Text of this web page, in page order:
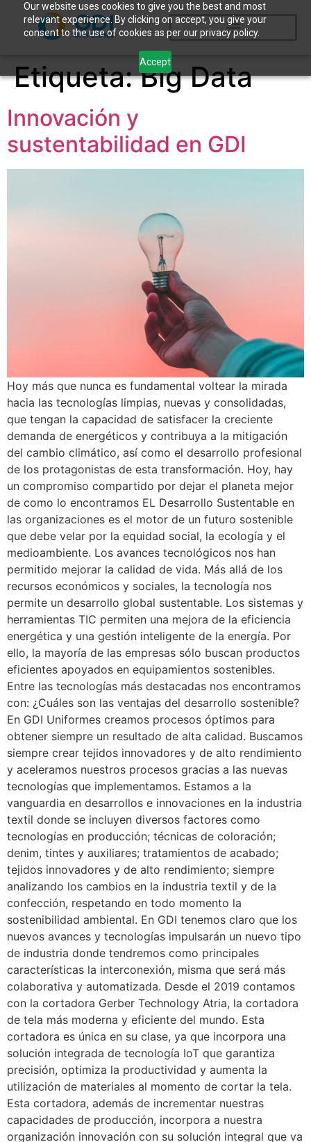
Our website uses cookies to give you the best and most
relevant experience. By clicking on accept, you give your
consent to the use of cookies as per our privacy policy.
Accept
Etiqueta:Big Data
Innovación y
sustentabilidad en GDI
Hoy más que nunca es fundamental voltear la mirada
hacia las tecnologías limpias, nuevas y consolidadas,
que tengan la capacidad de satisfacer la creciente
demanda de energéticos y contribuya a la mitigación
del cambio climático, así como el desarrollo profesional
de los protagonistas de esta transformación. Hoy, hay
un compromiso compartido por dejar el planeta mejor
de como lo encontramos EL Desarrollo Sustentable en
las organizaciones es el motor de un futuro sostenible
que debe velar por la equidad social, la ecología y el
medioambiente. Los avances tecnológicos nos han
permitido mejorar la calidad de vida. Más allá de los
recursos económicos y sociales, la tecnología nos
permite un desarrollo global sustentable. Los sistemas y
herramientas TIC permiten una mejora de la eficiencia
energética y una gestión inteligente de la energía. Por
ello, la mayoría de las empresas sólo buscan productos
eficientes apoyados en equipamientos sostenibles.
Entre las tecnologías más destacadas nos encontramos
con: ¿Cuáles son las ventajas del desarrollo sostenible?
En GDI Uniformes creamos procesos óptimos para
obtener siempre un resultado de alta calidad. Buscamos
siempre crear tejidos innovadores y de alto rendimiento
y aceleramos nuestros procesos gracias a las nuevas
tecnologías que implementamos. Estamos a la
vanguardia en desarrollos e innovaciones en la industria
textil donde se incluyen diversos factores como
tecnologías en producción; técnicas de coloración;
denim, tintes y auxiliares; tratamientos de acabado;
tejidos innovadores y de alto rendimiento; siempre
analizando los cambios en la industria textil y de la
confección, respetando en todo momento la
sostenibilidad ambiental. En GDI tenemos claro que los
nuevos avances y tecnologías impulsarán un nuevo tipo
de industria donde tendremos como principales
características la interconexión, misma que será más
colaborativa y automatizada. Desde el 2019 contamos
con la cortadora Gerber Technology Atria, la cortadora
de tela más moderna y eficiente del mundo. Esta
cortadora es única en su clase, ya que incorpora una
solución integrada de tecnología IoT que garantiza
precisión, optimiza la productividad y aumenta la
utilización de materiales al momento de cortar la tela.
Esta cortadora, además de incrementar nuestras
capacidades de producción, incorpora a nuestra
organización innovación con su solución integral que va